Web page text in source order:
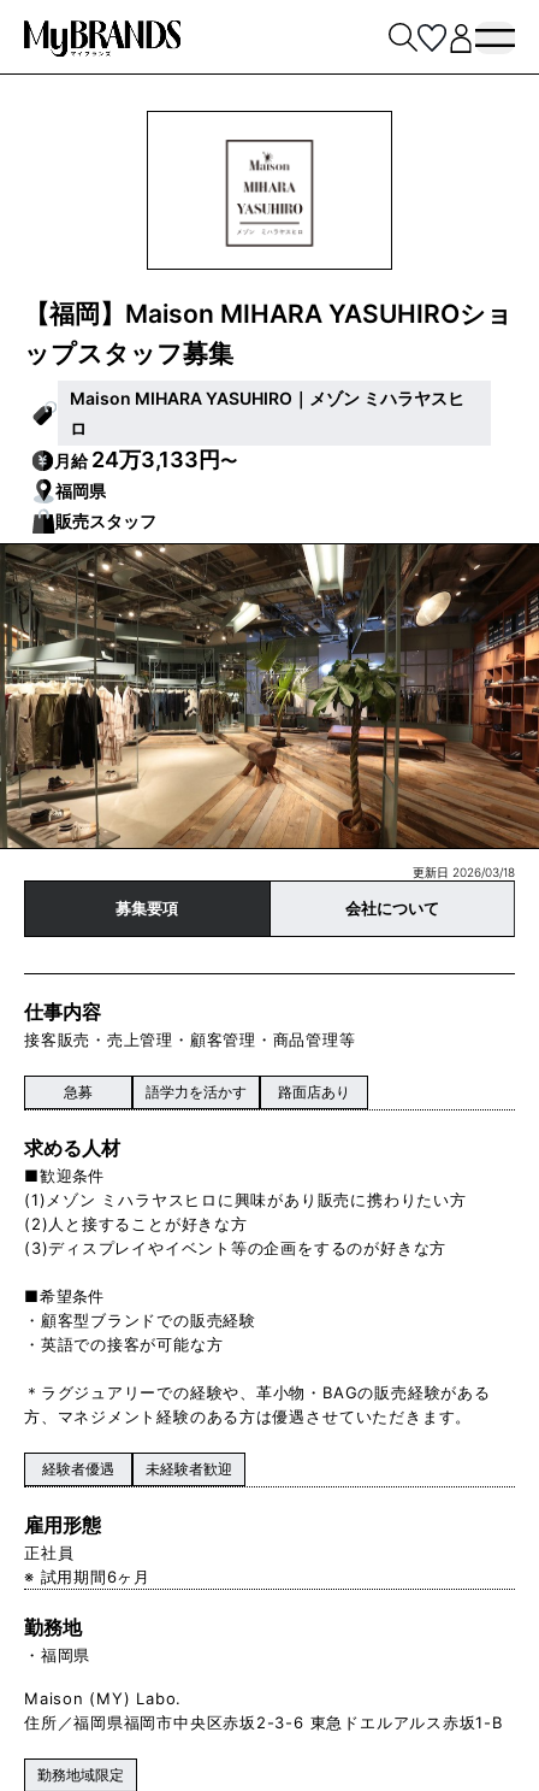
【福岡】Maison MIHARA YASUHIROショ
ップスタッフ募集
Maison MIHARA YASUHIRO｜メゾン ミハラヤスヒ
ロ
月給24万3,133円〜
福岡県
販売スタッフ
更新日 2026/03/18
募集要項 会社について
仕事内容
接客販売・売上管理・顧客管理・商品管理等
急募 語学力を活かす 路面店あり
求める人材
■歓迎条件
(1)メゾン ミハラヤスヒロに興味があり販売に携わりたい方
(2)人と接することが好きな方
(3)ディスプレイやイベント等の企画をするのが好きな方
■希望条件
・顧客型ブランドでの販売経験
・英語での接客が可能な方
＊ラグジュアリーでの経験や、革小物・BAGの販売経験がある
方、マネジメント経験のある方は優遇させていただきます。
経験者優遇 未経験者歓迎
雇用形態
正社員
※ 試用期間6ヶ月
勤務地
福岡県
Maison (MY) Labo.
住所／福岡県福岡市中央区赤坂2-3-6 東急ドエルアルス赤坂1-B
勤務地域限定